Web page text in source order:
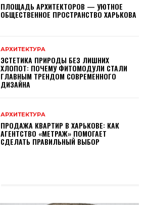
ПЛОЩАДЬ АРХИТЕКТОРОВ — УЮТНОЕ
ОБЩЕСТВЕННОЕ ПРОСТРАНСТВО ХАРЬКОВА
АРХИТЕКТУРА
ЭСТЕТИКА ПРИРОДЫ БЕЗ ЛИШНИХ
ХЛОПОТ: ПОЧЕМУ ФИТОМОДУЛИ СТАЛИ
ГЛАВНЫМ ТРЕНДОМ СОВРЕМЕННОГО
ДИЗАЙНА
АРХИТЕКТУРА
ПРОДАЖА КВАРТИР В ХАРЬКОВЕ: КАК
АГЕНТСТВО «МЕТРАЖ» ПОМОГАЕТ
СДЕЛАТЬ ПРАВИЛЬНЫЙ ВЫБОР